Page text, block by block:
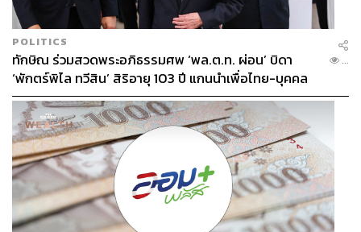
POLITICS
ทักษิณ ร่วมสวดพระอภิธรรมศพ ‘พล.ต.ท. ผ่อน’ บิดา
‘พักตร์พิไล ทวีสิน’ สิริอายุ 103 ปี แกนนำเพื่อไทย-บุคคล
หลากวงการร่วมอาลัย
...